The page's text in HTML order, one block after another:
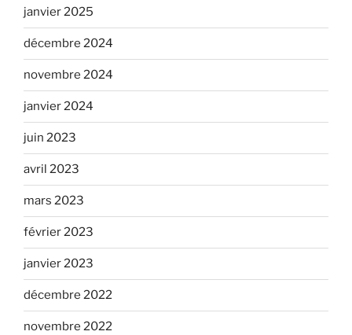
janvier 2025
décembre 2024
novembre 2024
janvier 2024
juin 2023
avril 2023
mars 2023
février 2023
janvier 2023
décembre 2022
novembre 2022